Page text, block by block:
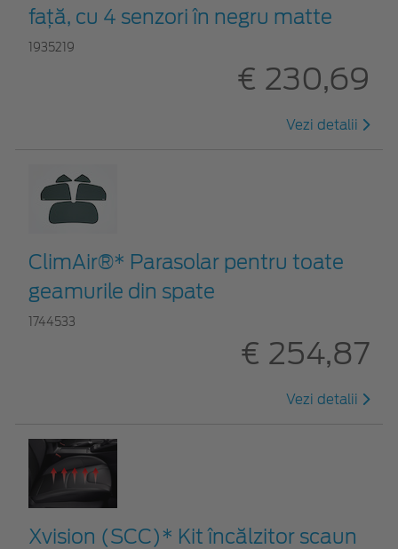
faţă, cu 4 senzori în negru matte
1935219
€ 230,69
Vezi detalii
ClimAir®* Parasolar pentru toate
geamurile din spate
1744533
€ 254,87
Vezi detalii
Xvision (SCC)* Kit încălzitor scaun